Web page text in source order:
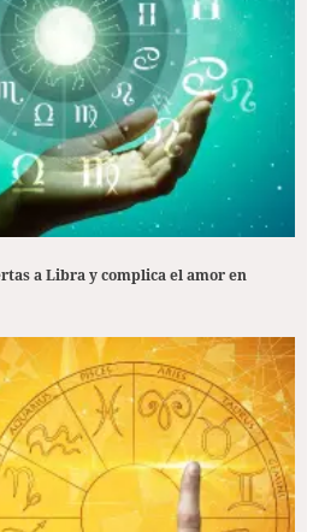
a Libra y complica el amor en